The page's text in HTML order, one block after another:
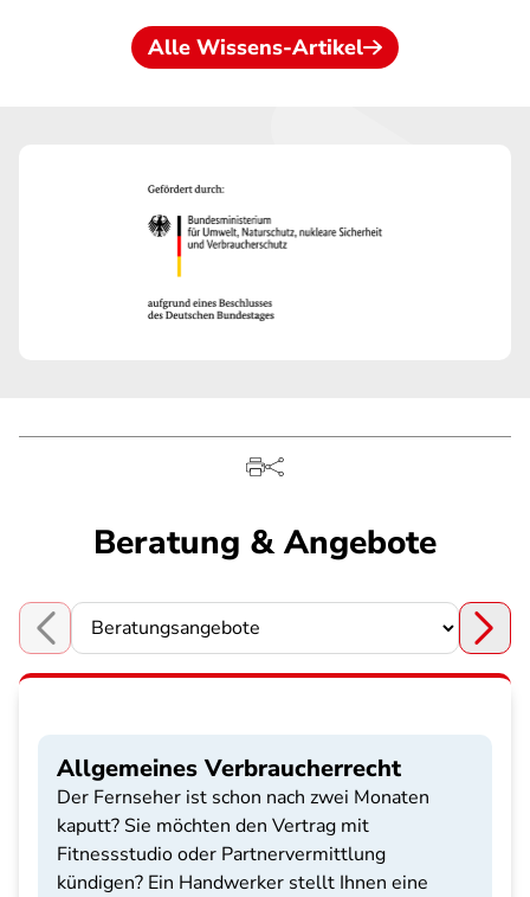
Alle Wissens-Artikel
Beratung & Angebote
Choose a section
Allgemeines Verbraucherrecht
Der Fernseher ist schon nach zwei Monaten
kaputt? Sie möchten den Vertrag mit
Fitnessstudio oder Partnervermittlung
kündigen? Ein Handwerker stellt Ihnen eine